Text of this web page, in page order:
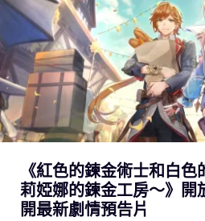
《紅色的鍊金術士和白
莉婭娜的鍊金工房～》開
開最新劇情預告片